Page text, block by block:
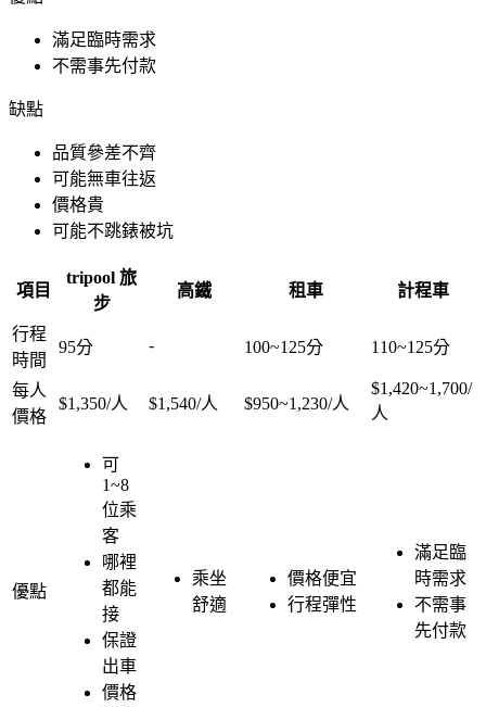
滿足臨時需求
不需事先付款
缺點
品質參差不齊
可能無車往返
價格貴
可能不跳錶被坑
項目
tripool 旅
步
高鐵 租車 計程車
行程
時間
95分 - 100~125分 110~125分
每人
價格
$1,350/人 $1,540/人 $950~1,230/人
$1,420~1,700/
人
優點
可
1~8
位乘
客
哪裡
都能
接
保證
出車
價格
乘坐
舒適
價格便宜
行程彈性
滿足臨
時需求
不需事
先付款